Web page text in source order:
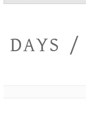
tout
essayer
DAYS /